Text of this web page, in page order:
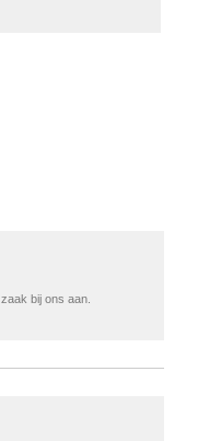
bij ons aan.